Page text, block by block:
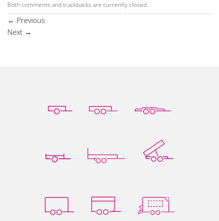
Both comments and trackbacks are currently closed.
← Previous
Next →